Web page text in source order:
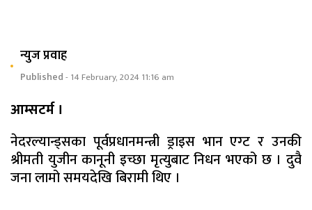
न्युज प्रवाह
Published- 14 February, 2024 11:16 am
आम्सटर्म ।
नेदरल्यान्ड्सका पूर्वप्रधानमन्त्री ड्राइस भान एग्ट र उनकी
श्रीमती युजीन कानूनी इच्छा मृत्युबाट निधन भएको छ । दुवै
जना लामो समयदेखि बिरामी थिए ।